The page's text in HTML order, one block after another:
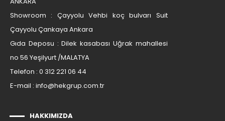
Showroom : Çayyolu Vehbi koç bulvarı Suit
Çayyolu Çankaya Ankara
Gıda Deposu : Dilek kasabası Uğrak mahallesi
no 56 Yeşilyurt /MALATYA
Telefon : 0 312 221 06 44
E-mail : info@hekgrup.com.tr
HAKKIMIZDA